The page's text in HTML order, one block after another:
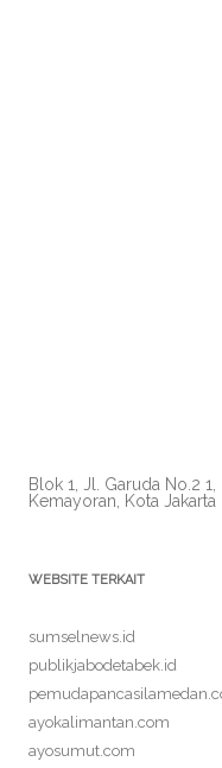
Blok 1, Jl. Garuda No.2
Kemayoran, Kota
WEBSITE TERKAIT
sumselnews.id
publikjabodetabek.id
ayokalimantan.com
ayosumut.com